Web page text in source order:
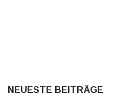
NEUESTE BEITRÄGE